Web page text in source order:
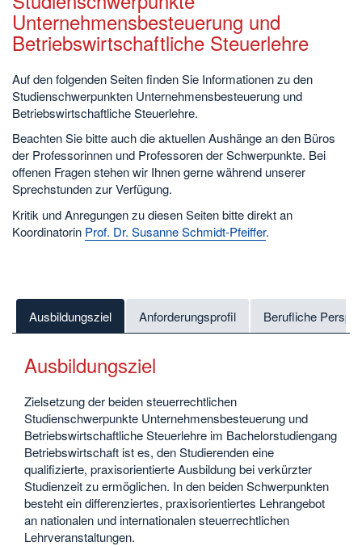
Unternehmensbesteuerung und
Betriebswirtschaftliche Steuerlehre
Auf den folgenden Seiten finden Sie Informationen zu den
Studienschwerpunkten Unternehmensbesteuerung und
Betriebswirtschaftliche Steuerlehre.
Beachten Sie bitte auch die aktuellen Aushänge an den Büros
der Professorinnen und Professoren der Schwerpunkte. Bei
offenen Fragen stehen wir Ihnen gerne während unserer
Sprechstunden zur Verfügung.
Kritik und Anregungen zu diesen Seiten bitte direkt an
Koordinatorin Prof. Dr. Susanne Schmidt-Pfeiffer.
Ausbildungsziel Anforderungsprofil Berufliche
Ausbildungsziel
Zielsetzung der beiden steuerrechtlichen
Studienschwerpunkte Unternehmensbesteuerung und
Betriebswirtschaftliche Steuerlehre im Bachelorstudiengang
Betriebswirtschaft ist es, den Studierenden eine
qualifizierte, praxisorientierte Ausbildung bei verkürzter
Studienzeit zu ermöglichen. In den beiden Schwerpunkten
besteht ein differenziertes, praxisorientiertes Lehrangebot
an nationalen und internationalen steuerrechtlichen
Lehrveranstaltungen.